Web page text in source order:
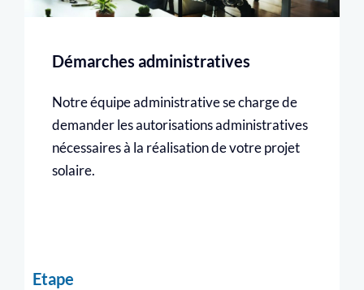
Démarches administratives
Notre équipe administrative se charge de
demander les autorisations administratives
nécessaires à la réalisation de votre projet
solaire.
Etape